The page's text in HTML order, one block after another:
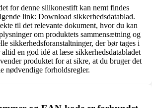
for denne silikonestift kan nemt findes
link: Download sikkerhedsdatablad.
til det relevante dokument, hvor du kan
om produktets sammensætning og
sikkerhedsforanstaltninger, der bør tages i
en god idé at læse sikkerhedsdatabladet
produktet for at sikre, at du bruger det
nødvendige forholdsregler.